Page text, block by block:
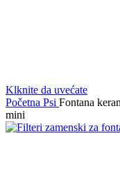
Klknite da uvećate
Početna Psi Fontana
mini